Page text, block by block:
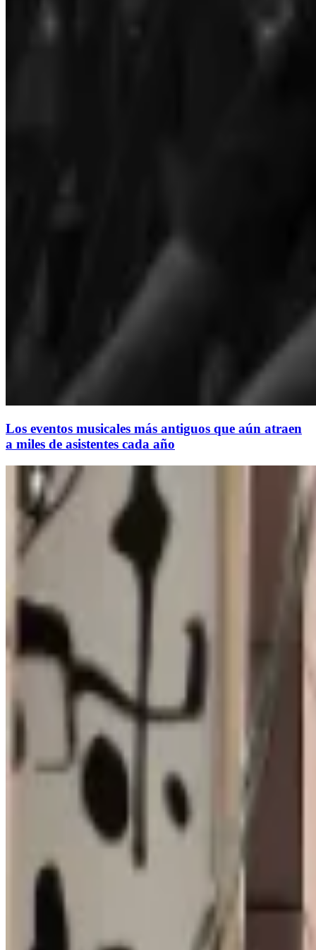
Los eventos musicales más antiguos que aún atraen
a miles de asistentes cada año